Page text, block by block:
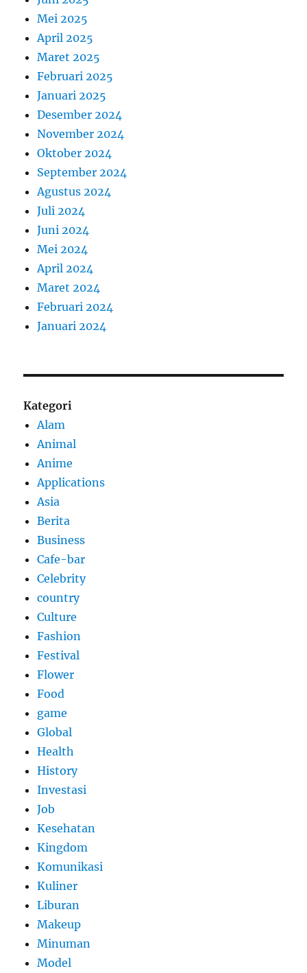
Mei 2025
April 2025
Maret 2025
Februari 2025
Januari 2025
Desember 2024
November 2024
Oktober 2024
September 2024
Agustus 2024
Juli 2024
Juni 2024
Mei 2024
April 2024
Maret 2024
Februari 2024
Januari 2024
Kategori
Alam
Animal
Anime
Applications
Asia
Berita
Business
Cafe-bar
Celebrity
country
Culture
Fashion
Festival
Flower
Food
game
Global
Health
History
Investasi
Job
Kesehatan
Kingdom
Komunikasi
Kuliner
Liburan
Makeup
Minuman
Model